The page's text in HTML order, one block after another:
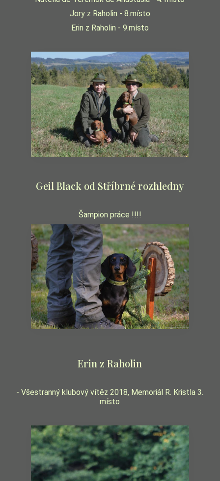
Jory z Raholin - 8.místo
Erin z Raholin - 9.místo
Geil Black od Stříbrné rozhledny
Šampion práce !!!!
Erin z Raholin
- Všestranný klubový vítěz 2018, Memoriál R. Kristla 3.
místo